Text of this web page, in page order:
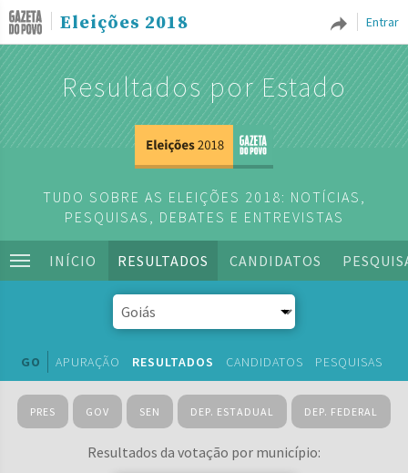
Entrar
Eleições 2018
Resultados por Estado
TUDO SOBRE AS ELEIÇÕES 2018: NOTÍCIAS,
PESQUISAS, DEBATES E ENTREVISTAS
INÍCIO RESULTADOS CANDIDATOS
GO APURAÇÃO RESULTADOS CANDIDATOS PESQUISAS
PRES GOV SEN DEP. ESTADUAL DEP. FEDERAL
Resultados da votação por município: